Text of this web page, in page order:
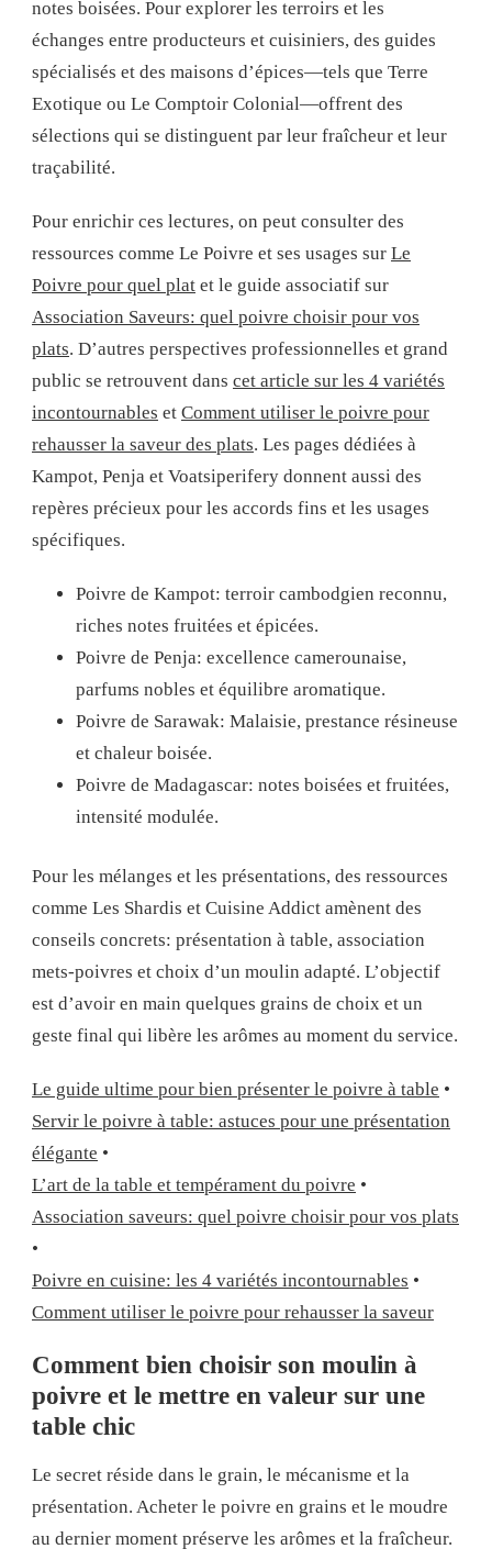
notes boisées. Pour explorer les terroirs et les
échanges entre producteurs et cuisiniers, des guides
spécialisés et des maisons d’épices—tels que Terre
Exotique ou Le Comptoir Colonial—offrent des
sélections qui se distinguent par leur fraîcheur et leur
traçabilité.
Pour enrichir ces lectures, on peut consulter des
ressources comme Le Poivre et ses usages sur Le
Poivre pour quel plat et le guide associatif sur
Association Saveurs: quel poivre choisir pour vos
plats. D’autres perspectives professionnelles et grand
public se retrouvent dans cet article sur les 4 variétés
incontournables et Comment utiliser le poivre pour
rehausser la saveur des plats. Les pages dédiées à
Kampot, Penja et Voatsiperifery donnent aussi des
repères précieux pour les accords fins et les usages
spécifiques.
Poivre de Kampot: terroir cambodgien reconnu,
riches notes fruitées et épicées.
Poivre de Penja: excellence camerounaise,
parfums nobles et équilibre aromatique.
Poivre de Sarawak: Malaisie, prestance résineuse
et chaleur boisée.
Poivre de Madagascar: notes boisées et fruitées,
intensité modulée.
Pour les mélanges et les présentations, des ressources
comme Les Shardis et Cuisine Addict amènent des
conseils concrets: présentation à table, association
mets-poivres et choix d’un moulin adapté. L’objectif
est d’avoir en main quelques grains de choix et un
geste final qui libère les arômes au moment du service.
Le guide ultime pour bien présenter le poivre à table •
Servir le poivre à table: astuces pour une présentation
élégante •
L’art de la table et tempérament du poivre •
Association saveurs: quel poivre choisir pour vos plats
•
Poivre en cuisine: les 4 variétés incontournables •
Comment utiliser le poivre pour rehausser la saveur
Comment bien choisir son moulin à
poivre et le mettre en valeur sur une
table chic
Le secret réside dans le grain, le mécanisme et la
présentation. Acheter le poivre en grains et le moudre
au dernier moment préserve les arômes et la fraîcheur.